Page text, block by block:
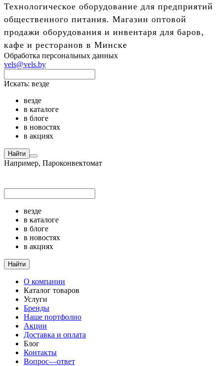
Технологическое оборудование для предприятий
общественного питания. Магазин оптовой
продажи оборудования и инвентаря для баров,
кафе и ресторанов в Минске
Обработка персональных данных
vels@vels.by
Искать: везде
везде
в каталоге
в блоге
в новостях
в акциях
Найти
Например, Пароконвектомат
везде
в каталоге
в блоге
в новостях
в акциях
Найти
О компании
Каталог товаров
Услуги
Бренды
Наше портфолио
Акции
Доставка и оплата
Блог
Контакты
Вопрос—ответ